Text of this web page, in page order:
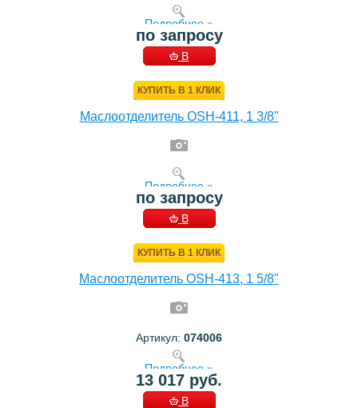
Подробнее »
по запросу
В
КУПИТЬ В 1 КЛИК
Маслоотделитель OSH-411, 1 3/8"
Подробнее »
по запросу
В
КУПИТЬ В 1 КЛИК
Маслоотделитель OSH-413, 1 5/8"
Артикул: 074006
Подробнее »
13 017 руб.
В